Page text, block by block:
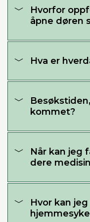
Hvorfor
åpne døren
Hva er
kommet?
Når kan jeg
dere
Hvor kan